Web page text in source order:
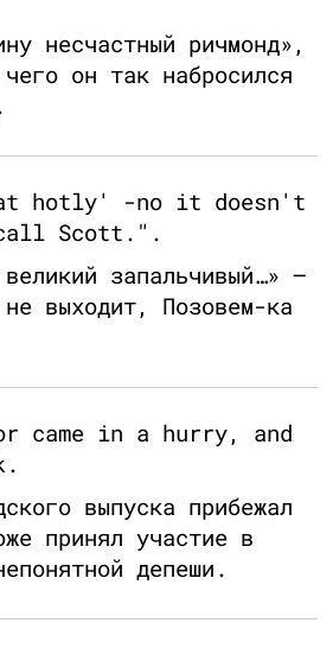
несчастный ричмонд»,
он так набросился
hotly' -no it doesn't
Scott.".
запальчивый…» —
выходит, Позовем-ка
came in a hurry, and
выпуска прибежал
принял участие в
депеши.